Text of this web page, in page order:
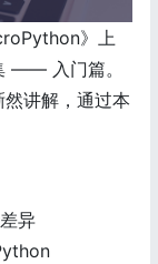
》上
—— 入门篇。
讲解，通过本
异